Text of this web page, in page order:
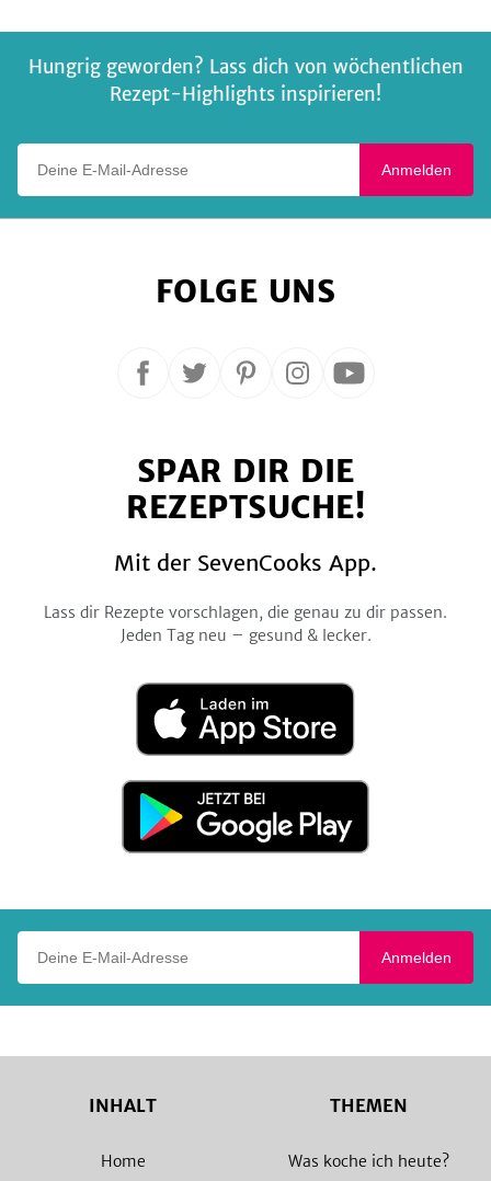
Hungrig geworden? Lass dich von wöchentlichen
Rezept-Highlights inspirieren!
Anmelden
FOLGE UNS
Folge
Facebook
Folge
Twitter
Folge
Pinterest
Folge
Instagram
Folge
YouTube
SPAR DIR DIE
REZEPTSUCHE!
Mit der SevenCooks App.
Lass dir Rezepte vorschlagen, die genau zu dir passen.
Jeden Tag neu – gesund & lecker.
Laden
im
App
Jetzt
Google
Anmelden
INHALT
Home
THEMEN
Was koche ich heute?